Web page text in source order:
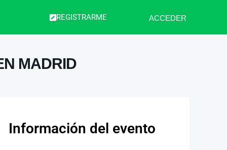
REGISTRARME ACCEDER
MADRID
Información del evento